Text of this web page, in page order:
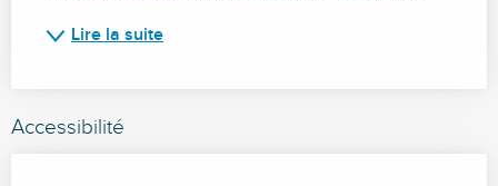
Lire la suite
Accessibilité